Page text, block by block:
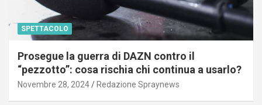
SPETTACOLO
Prosegue la guerra di DAZN contro il
“pezzotto”: cosa rischia chi continua a usarlo?
Novembre 28, 2024 Redazione Spraynews